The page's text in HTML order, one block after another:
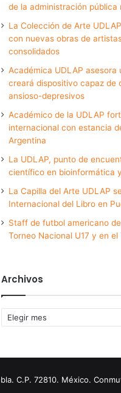
de la administración pública
La Colección de Arte
con nuevas obras de
consolidados
Académica UDLAP asesora
creará dispositivo capaz de
ansioso-depresivos
Académico de la UDLAP
internacional con estancia
Argentina
La UDLAP, punto de
científico en bioinformática
La Capilla del Arte UDLAP
Internacional del Libro en
Staff de futbol americano
Torneo Nacional U17 y en el
Archivos
Archivos
C.P. 72810. México.